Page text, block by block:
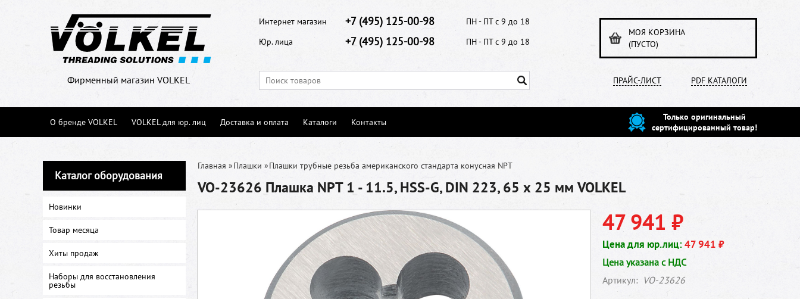
Фирменный магазин VOLKEL
Интернет магазин +7 (495) 125-00-98
ПН - ПТ с 9 до 18
Юр. лица
+7 (495) 125-00-98 ПН - ПТ с 9 до 18
МОЯ КОРЗИНА
(ПУСТО)
ПРАЙС-ЛИСТ PDF КАТАЛОГИ
О бренде VOLKEL VOLKEL для юр. лиц Доставка и оплата Каталоги Контакты
Только оригинальный
сертифицированный товар!
Каталог оборудования
Новинки
Товар месяца
Хиты продаж
Наборы для восстановления
резьбы
Главная »Плашки »Плашки трубные резьба американского стандарта конусная NPT
VO-23626 Плашка NPT 1 - 11.5, HSS-G, DIN 223, 65 х 25 мм VOLKEL
47 941 ₽
Цена для юр.лиц:47 941 ₽
Цена указана с НДС
Артикул: VO-23626